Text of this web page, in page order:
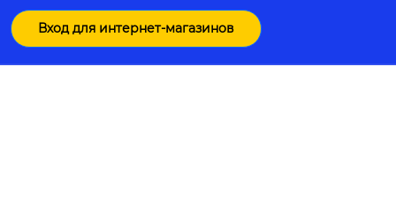
Вход для интернет-магазинов